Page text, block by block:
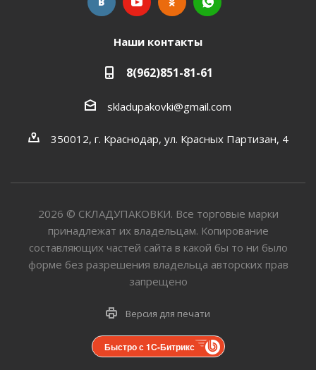
Наши контакты
8(962)851-81-61
skladupakovki@gmail.com
350012, г. Краснодар, ул. Красных Партизан, 4
2026 © СКЛАДУПАКОВКИ. Все торговые марки
принадлежат их владельцам. Копирование
составляющих частей сайта в какой бы то ни было
форме без разрешения владельца авторских прав
запрещено
Версия для печати
Быстро с 1С-Битрикс